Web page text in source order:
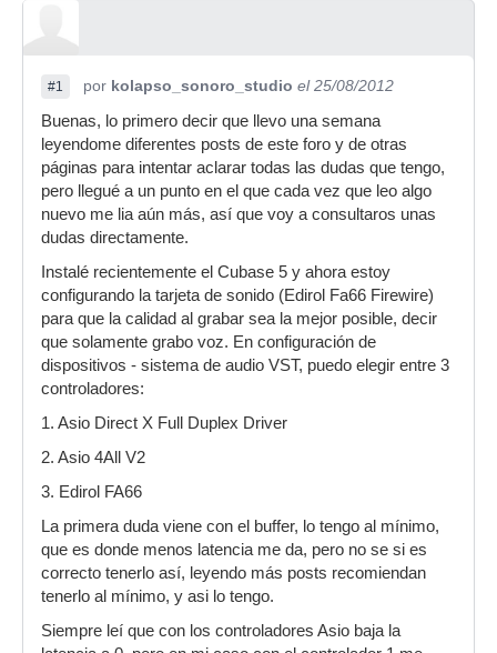
#1 por kolapso_sonoro_studio el 25/08/2012
Buenas, lo primero decir que llevo una semana
leyendome diferentes posts de este foro y de otras
páginas para intentar aclarar todas las dudas que tengo,
pero llegué a un punto en el que cada vez que leo algo
nuevo me lia aún más, así que voy a consultaros unas
dudas directamente.
Instalé recientemente el Cubase 5 y ahora estoy
configurando la tarjeta de sonido (Edirol Fa66 Firewire)
para que la calidad al grabar sea la mejor posible, decir
que solamente grabo voz. En configuración de
dispositivos - sistema de audio VST, puedo elegir entre 3
controladores:
1. Asio Direct X Full Duplex Driver
2. Asio 4All V2
3. Edirol FA66
La primera duda viene con el buffer, lo tengo al mínimo,
que es donde menos latencia me da, pero no se si es
correcto tenerlo así, leyendo más posts recomiendan
tenerlo al mínimo, y asi lo tengo.
Siempre leí que con los controladores Asio baja la